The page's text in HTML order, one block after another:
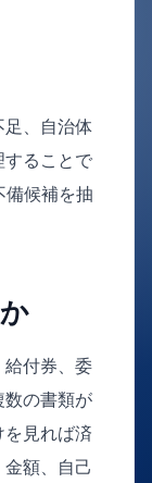
足、自治体
することで
候補を抽
給付券、委
数の書類が
見れば済
額、自己